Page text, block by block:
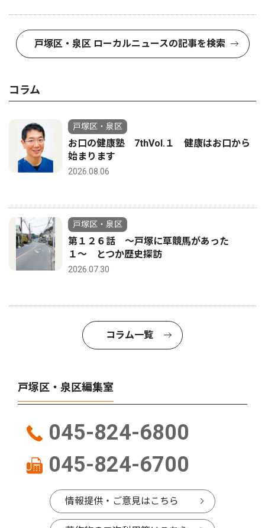
戸塚区・泉区 ローカルニュースの記事を検索
コラム
戸塚区・泉区
お口の健康塾 7thVol.１ 健康はお口から
始まります
2026.08.06
戸塚区・泉区
第１２６話 〜戸塚に草競馬があった
１〜 とつか歴史探訪
2026.07.30
コラム一覧
戸塚区・泉区編集室
045-824-6800
045-824-6700
情報提供・ご意見はこちら